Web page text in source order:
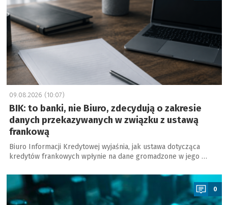
09.08.2026 (10:07)
BIK: to banki, nie Biuro, zdecydują o zakresie
danych przekazywanych w związku z ustawą
frankową
Biuro Informacji Kredytowej wyjaśnia, jak ustawa dotycząca
kredytów frankowych wpłynie na dane gromadzone w jego …
a
0